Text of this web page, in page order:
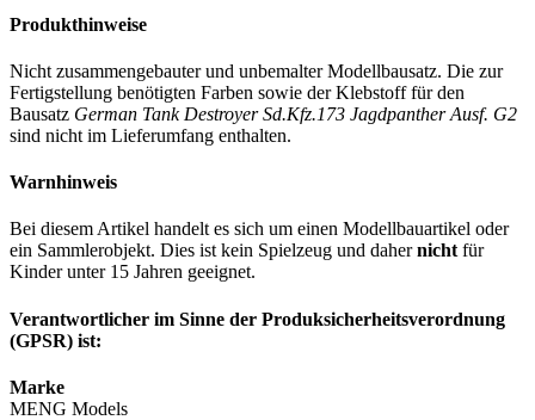
Produkthinweise
Nicht zusammengebauter und unbemalter Modellbausatz. Die zur
Fertigstellung benötigten Farben sowie der Klebstoff für den
Bausatz German Tank Destroyer Sd.Kfz.173 Jagdpanther Ausf. G2
sind nicht im Lieferumfang enthalten.
Warnhinweis
Bei diesem Artikel handelt es sich um einen Modellbauartikel oder
ein Sammlerobjekt. Dies ist kein Spielzeug und dahernicht für
Kinder unter 15 Jahren geeignet.
Verantwortlicher im Sinne der Produksicherheitsverordnung
(GPSR) ist:
Marke
MENG Models